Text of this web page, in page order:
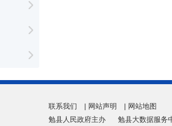
联系我们 | 网站声明 | 网站地图
勉县人民政府主办
勉县大数据服务